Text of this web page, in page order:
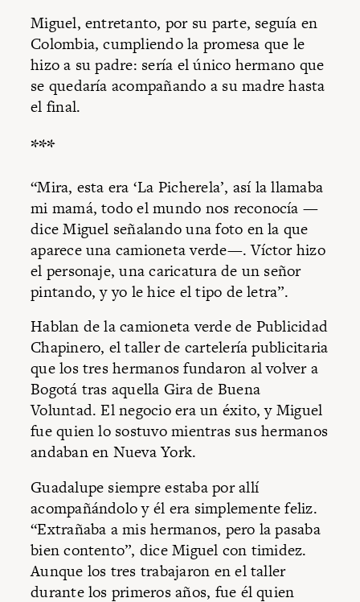
Miguel, entretanto, por su parte, seguía en
Colombia, cumpliendo la promesa que le
hizo a su padre: sería el único hermano que
se quedaría acompañando a su madre hasta
el final.
***
“Mira, esta era ‘La Picherela’, así la llamaba
mi mamá, todo el mundo nos reconocía —
dice Miguel señalando una foto en la que
aparece una camioneta verde—. Víctor hizo
el personaje, una caricatura de un señor
pintando, y yo le hice el tipo de letra”.
Hablan de la camioneta verde de Publicidad
Chapinero, el taller de cartelería publicitaria
que los tres hermanos fundaron al volver a
Bogotá tras aquella Gira de Buena
Voluntad. El negocio era un éxito, y Miguel
fue quien lo sostuvo mientras sus hermanos
andaban en Nueva York.
Guadalupe siempre estaba por allí
acompañándolo y él era simplemente feliz.
“Extrañaba a mis hermanos, pero la pasaba
bien contento”, dice Miguel con timidez.
Aunque los tres trabajaron en el taller
durante los primeros años, fue él quien